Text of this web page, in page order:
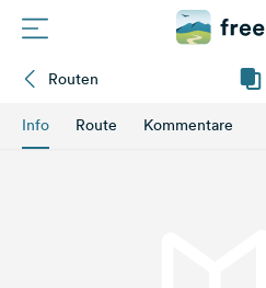
Routen
Info Route Kommentare